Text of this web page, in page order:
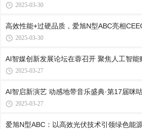
2025-03-30
高效性能+过硬品质，爱旭N型ABC亮相
2025-03-30
AI智媒创新发展论坛在蓉召开 聚焦人工智
2025-03-27
AI智启新演艺 动感地带音乐盛典·第17届咪
2025-03-27
爱旭N型ABC：以高效光伏技术引领绿色能